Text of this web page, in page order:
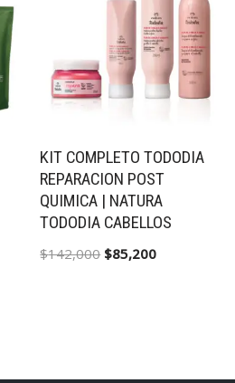
KIT COMPLETO TODODIA
REPARACION POST
QUIMICA | NATURA
TODODIA CABELLOS
$142,000 $85,200